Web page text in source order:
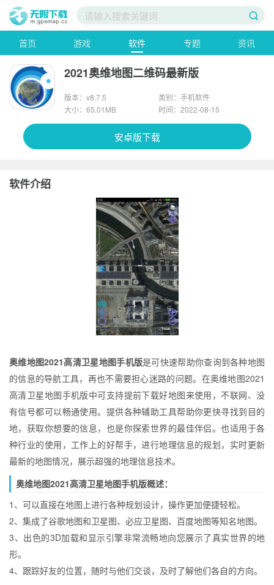
首页 游戏 软件 专题 资讯
2021奥维地图二维码最新版
版本：v8.7.5
类别：手机软件
大小：65.01MB
时间：2022-08-15
安卓版下载
软件介绍
奥维地图2021高清卫星地图手机版是可快速帮助你查询到各种地图
的信息的导航工具，再也不需要担心迷路的问题。在奥维地图2021
高清卫星地图手机版中可支持提前下载好地图来使用，不联网、没
有信号都可以畅通使用。提供各种辅助工具帮助你更快寻找到目的
地，获取你想要的信息，也是你探索世界的最佳伴侣。也适用于各
种行业的使用，工作上的好帮手，进行地理信息的规划，实时更新
最新的地图情况，展示超强的地理信息技术。
奥维地图2021高清卫星地图手机版概述：
1、可以直接在地图上进行各种规划设计，操作更加便捷轻松。
2、集成了谷歌地图和卫星图、必应卫星图、百度地图等知名地图。
3、出色的3D加载和显示引擎非常流畅地向您展示了真实世界的地
形。
4、跟踪好友的位置，随时与他们交谈，及时了解他们各自的方向。